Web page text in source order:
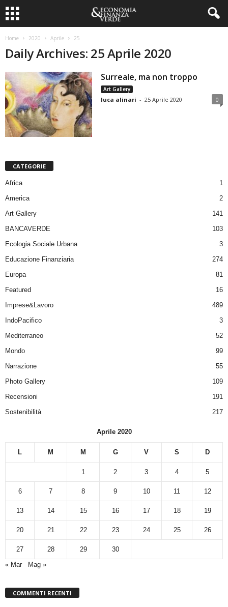
Home 2020 Aprile 25
Daily Archives: 25 Aprile 2020
Surreale, ma non troppo
Art Gallery
luca alinari - 25 Aprile 2020 0
CATEGORIE
Africa
1
America
2
Art Gallery
141
BANCAVERDE
103
Ecologia Sociale Urbana
3
Educazione Finanziaria
274
Europa
81
Featured
16
Imprese&Lavoro
489
IndoPacifico
3
Mediterraneo
52
Mondo
99
Narrazione
55
Photo Gallery
109
Recensioni
191
Sostenibilità
217
Aprile 2020
L M M G V S D
1 2 3 4 5
6 7 8 9 10 11 12
13 14 15 16 17 18 19
20 21 22 23 24 25 26
27 28 29
30
« Mar
Mag »
COMMENTI RECENTI